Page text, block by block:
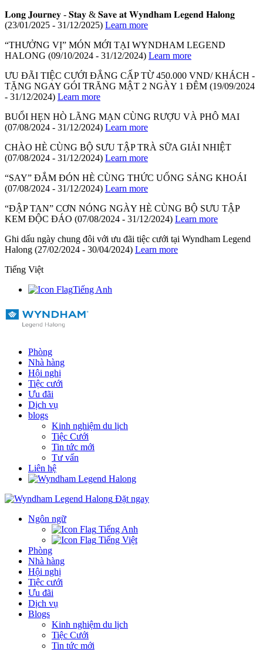
𝐋𝐨𝐧𝐠 𝐉𝐨𝐮𝐫𝐧𝐞𝐲 - 𝐒𝐭𝐚𝐲 & 𝐒𝐚𝐯𝐞 𝐚𝐭 𝐖𝐲𝐧𝐝𝐡𝐚𝐦 𝐋𝐞𝐠𝐞𝐧𝐝 𝐇𝐚𝐥𝐨𝐧𝐠
(23/01/2025 - 31/12/2025) Learn more
“THƯỞNG VỊ” MÓN MỚI TẠI WYNDHAM LEGEND
HALONG (09/10/2024 - 31/12/2024) Learn more
ƯU ĐÃI TIỆC CƯỚI ĐẲNG CẤP TỪ 450.000 VND/ KHÁCH -
TẶNG NGAY GÓI TRĂNG MẬT 2 NGÀY 1 ĐÊM (19/09/2024
- 31/12/2024) Learn more
BUỔI HẸN HÒ LÃNG MẠN CÙNG RƯỢU VÀ PHÔ MAI
(07/08/2024 - 31/12/2024) Learn more
CHÀO HÈ CÙNG BỘ SƯU TẬP TRÀ SỮA GIẢI NHIỆT
(07/08/2024 - 31/12/2024) Learn more
“SAY” ĐẮM ĐÓN HÈ CÙNG THỨC UỐNG SẢNG KHOÁI
(07/08/2024 - 31/12/2024) Learn more
“ĐẬP TAN” CƠN NÓNG NGÀY HÈ CÙNG BỘ SƯU TẬP
KEM ĐỘC ĐÁO (07/08/2024 - 31/12/2024) Learn more
Ghi dấu ngày chung đôi với ưu đãi tiệc cưới tại Wyndham Legend
Halong (27/02/2024 - 30/04/2024) Learn more
Tiếng Việt
Tiếng Anh
Phòng
Nhà hàng
Hội nghị
Tiệc cưới
Ưu đãi
Dịch vụ
blogs
Kinh nghiệm du lịch
Tiệc Cưới
Tin tức mới
Tư vấn
Liên hệ
Đặt ngay
Ngôn ngữ
Tiếng Anh
Tiếng Việt
Phòng
Nhà hàng
Hội nghị
Tiệc cưới
Ưu đãi
Dịch vụ
Blogs
Kinh nghiệm du lịch
Tiệc Cưới
Tin tức mới